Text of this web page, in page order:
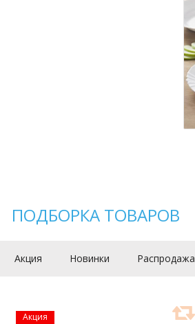
ПОДБОРКА ТОВАРОВ
Акция Новинки Распродажа
Акция